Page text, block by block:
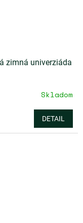
zimná univerziáda
Skladom
DETAIL